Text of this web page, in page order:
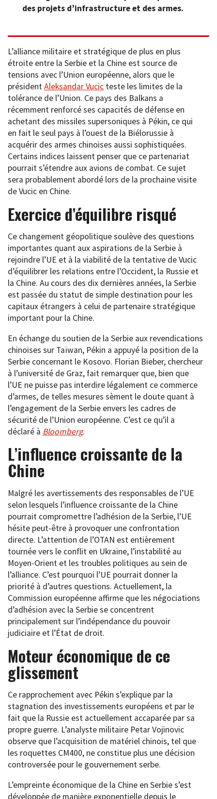
des projets d’infrastructure et des armes.
L’alliance militaire et stratégique de plus en plus
étroite entre la Serbie et la Chine est source de
tensions avec l’Union européenne, alors que le
présidentAleksandar Vucic teste les limites de la
tolérance de l’Union. Ce pays des Balkans a
récemment renforcé ses capacités de défense en
achetant des missiles supersoniques à Pékin, ce qui
en fait le seul pays à l’ouest de la Biélorussie à
acquérir des armes chinoises aussi sophistiquées.
Certains indices laissent penser que ce partenariat
pourrait s’étendre aux avions de combat. Ce sujet
sera probablement abordé lors de la prochaine visite
de Vucic en Chine.
Exercice d’équilibre risqué
Ce changement géopolitique soulève des questions
importantes quant aux aspirations de la Serbie à
rejoindre l’UE et à la viabilité de la tentative de Vucic
d’équilibrer les relations entre l’Occident, la Russie et
la Chine. Au cours des dix dernières années, la Serbie
est passée du statut de simple destination pour les
capitaux étrangers à celui de partenaire stratégique
important pour la Chine.
En échange du soutien de la Serbie aux revendications
chinoises sur Taïwan, Pékin a appuyé la position de la
Serbie concernant le Kosovo. Florian Bieber, chercheur
à l’université de Graz, fait remarquer que, bien que
l’UE ne puisse pas interdire légalement ce commerce
d’armes, de telles mesures sèment le doute quant à
l’engagement de la Serbie envers les cadres de
sécurité de l’Union européenne. C’est ce qu’il a
déclaré à Bloomberg.
L’influence croissante de la
Chine
Malgré les avertissements des responsables de l’UE
selon lesquels l’influence croissante de la Chine
pourrait compromettre l’adhésion de la Serbie, l’UE
hésite peut-être à provoquer une confrontation
directe. L’attention de l’OTAN est entièrement
tournée vers le conflit en Ukraine, l’instabilité au
Moyen-Orient et les troubles politiques au sein de
l’alliance. C’est pourquoi l’UE pourrait donner la
priorité à d’autres questions. Actuellement, la
Commission européenne affirme que les négociations
d’adhésion avec la Serbie se concentrent
principalement sur l’indépendance du pouvoir
judiciaire et l’État de droit.
Moteur économique de ce
glissement
Ce rapprochement avec Pékin s’explique par la
stagnation des investissements européens et par le
fait que la Russie est actuellement accaparée par sa
propre guerre. L’analyste militaire Petar Vojinovic
observe que l’acquisition de matériel chinois, tel que
les roquettes CM400, ne constitue plus une décision
controversée pour le gouvernement serbe.
L’empreinte économique de la Chine en Serbie s’est
développée de manière exponentielle depuis le